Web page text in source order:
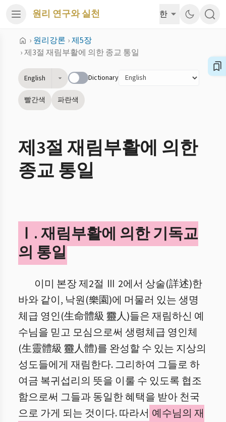
원리 연구와 실천 한
› 원리강론 ›제5장
›제3절 재림부활에 의한 종교 통일
English Dictionary
빨간색 파란색
제3절 재림부활에 의한
종교 통일
Ⅰ. 재림부활에 의한 기독교
의 통일
이미 본장 제2절 Ⅲ 2에서 상술(詳述)한
바와 같이, 낙원(樂園)에 머물러 있는 생명
체급 영인(生命體級 靈人)들은 재림하신 예
수님을 믿고 모심으로써 생령체급 영인체
(生靈體級 靈人體)를 완성할 수 있는 지상의
성도들에게 재림한다. 그리하여 그들로 하
여금 복귀섭리의 뜻을 이룰 수 있도록 협조
함으로써 그들과 동일한 혜택을 받아 천국
으로 가게 되는 것이다. 따라서 예수님의 재